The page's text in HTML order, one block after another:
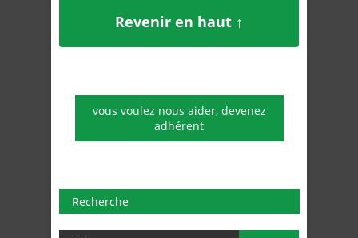
Revenir en haut ↑
vous voulez nous aider, devenez
adhérent
Recherche